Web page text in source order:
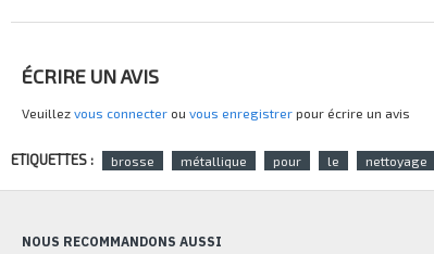
ÉCRIRE UN AVIS
Veuillez vous connecter ou vous enregistrer pour écrire un avis
ETIQUETTES : brosse métallique pour le nettoyage
NOUS RECOMMANDONS AUSSI